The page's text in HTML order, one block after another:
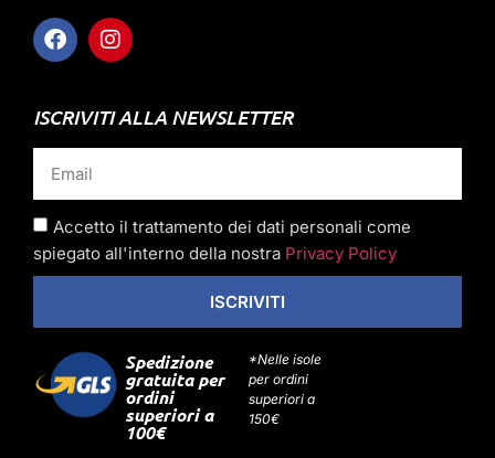
ISCRIVITI ALLA NEWSLETTER
Accetto il trattamento dei dati personali come
spiegato all'interno della nostra Privacy Policy
ISCRIVITI
Spedizione
gratuita per
ordini
superiori a
100€
*Nelle isole
per ordini
superiori a
150€